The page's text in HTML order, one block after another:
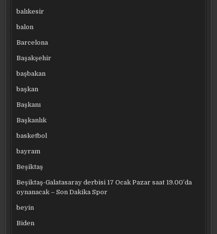
balıkesir
balon
Barcelona
Başakşehir
başbakan
başkan
Başkanı
Başkanlık
basketbol
bayram
Beşiktaş
Beşiktaş-Galatasaray derbisi 17 Ocak Pazar saat 19.00’da
oynanacak – Son Dakika Spor
beyin
Biden